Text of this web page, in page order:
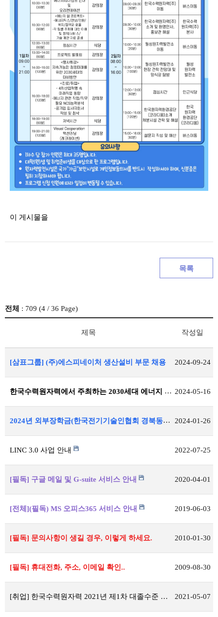
이 게시물을
목록
전체 : 709 (4 / 36 Page)
제목 작성일
[삼표그룹] (주)에스피네이처 생산설비 부문 채용 2024-09-24
한국수력원자력에서 주최하는 2030세대 에너지 리더 캠프 신청 안내 2024-05-16
2024년 외부장학금(한국전기기술인협회 경북동도회) 공지 2024-01-26
LINC 3.0 사업 안내 2022-07-25
[필독] 구글 메일 및 G-suite 서비스 안내 2020-04-01
[전체](필독) MS 오피스365 서비스 안내 2019-06-03
[필독] 문의사항이 생길 경우, 이렇게 하세요. 2010-01-30
[필독] 휴대전화, 주소, 이메일 확인.. 2009-08-30
[취업] 한국수력원자력 2021년 제1차 대졸수준 신입사원 선발 2021-05-07